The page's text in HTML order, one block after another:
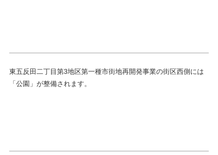
東五反田二丁目第3地区第一種市街地再開発事業の街区西側には
「公園」が整備されます。